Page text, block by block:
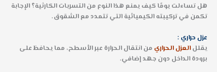
هل تساءلت يومًا كيف يمنع هذا النوع من التسربات الكارثية؟ الإجابة
تكمن في تركيبته الكيميائية التي تتمدد مع الشقوق.
عزل حراري :
يقللالعزل الحراري من انتقال الحرارة عبر الأسطح، مما يحافظ على
برودة الداخل دون جهد إضافي.